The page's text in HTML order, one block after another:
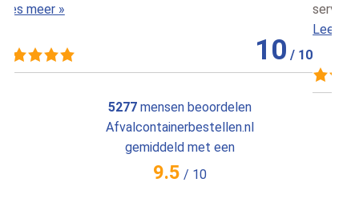
service en geen verrassingen wat betreft de prijs. Ik [..]
10/10
5277mensen beoordelen
Afvalcontainerbestellen.nl
gemiddeld met een
9.5 / 10